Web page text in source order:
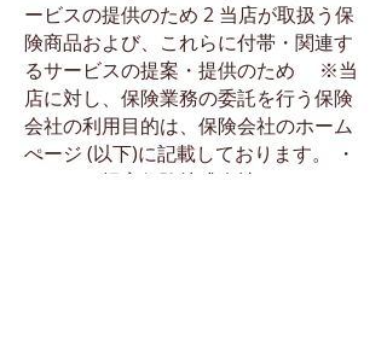
ービスの提供のため 2 当店が取扱う保
険商品および、これらに付帯・関連す
るサービスの提案・提供のため ※当
店に対し、保険業務の委託を行う保険
会社の利用目的は、保険会社のホーム
ぺージ (以下)に記載しております。 ・
アニコム損害保険株式会社